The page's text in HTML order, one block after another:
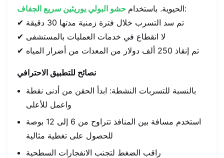
الحيوية. باستخدام حشو البولي يوريثين سريع الجفاف
:
✔ تم سد التسرب خلال فترة زمنية مدتها 30 دقيقة
✔ لا انقطاع في خدمات العمليات بالمستشفى
✔ تم إنقاذ 250 ألف دولار من المعدات من أضرار المياه
نصائح للتطبيق الاحترافي
بالنسبة للتسربات النشطة: ابدأ الحقن من أدنى نقطة
واعمل للأعلى
استخدم مسافة بين المنافذ تتراوح من 6 إلى 12 بوصة
للحصول على تغطية مثالية
راقب الضغط لتجنب الانفجارات السطحية